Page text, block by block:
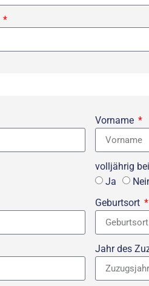
Vorname
volljährig
Ja
Geburtsort
Jahr des